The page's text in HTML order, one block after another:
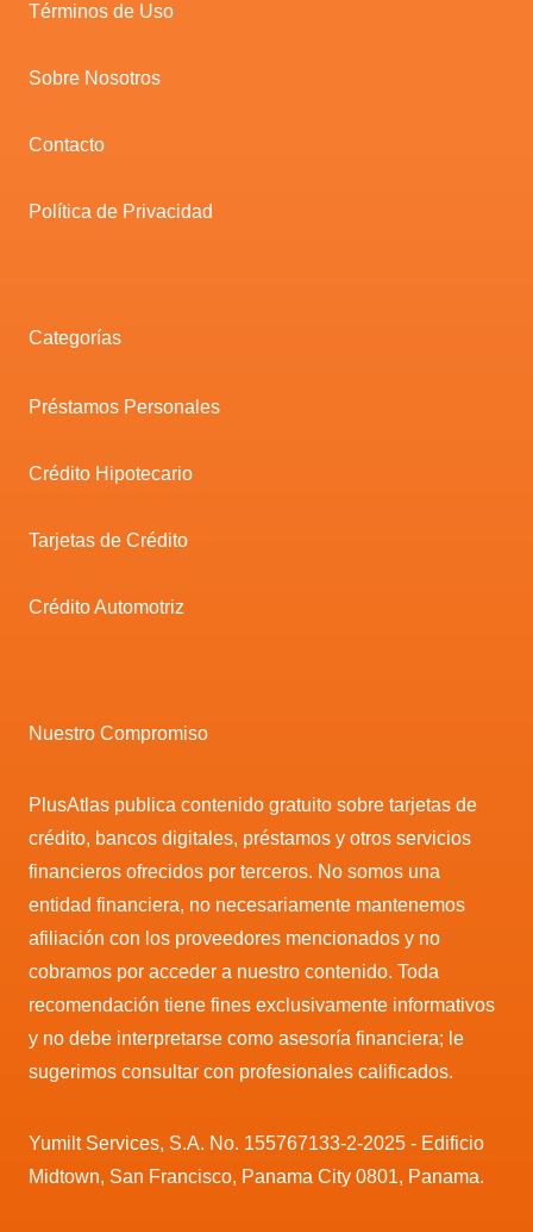
Términos de Uso
Sobre Nosotros
Contacto
Política de Privacidad
Categorías
Préstamos Personales
Crédito Hipotecario
Tarjetas de Crédito
Crédito Automotriz
Nuestro Compromiso
PlusAtlas publica contenido gratuito sobre tarjetas de
crédito, bancos digitales, préstamos y otros servicios
financieros ofrecidos por terceros. No somos una
entidad financiera, no necesariamente mantenemos
afiliación con los proveedores mencionados y no
cobramos por acceder a nuestro contenido. Toda
recomendación tiene fines exclusivamente informativos
y no debe interpretarse como asesoría financiera; le
sugerimos consultar con profesionales calificados.
Yumilt Services, S.A. No. 155767133-2-2025 - Edificio
Midtown, San Francisco, Panama City 0801, Panama.